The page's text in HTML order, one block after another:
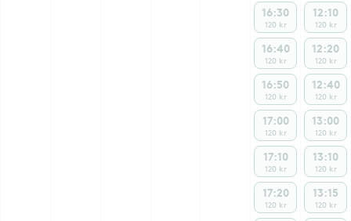
16:30
120 kr
16:40
120 kr
16:50
120 kr
17:00
120 kr
17:10
120 kr
17:20
120 kr
12:10
120 kr
12:20
120 kr
12:40
120 kr
13:00
120 kr
13:10
120 kr
13:15
120 kr